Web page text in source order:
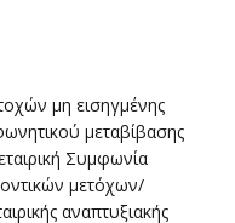
μη εισηγμένης
μεταβίβασης
Συμφωνία
μετόχων/
αναπτυξιακής